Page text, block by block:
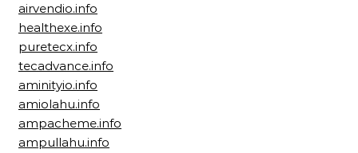
airvendio.info
healthexe.info
puretecx.info
tecadvance.info
aminityio.info
amiolahu.info
ampacheme.info
ampullahu.info